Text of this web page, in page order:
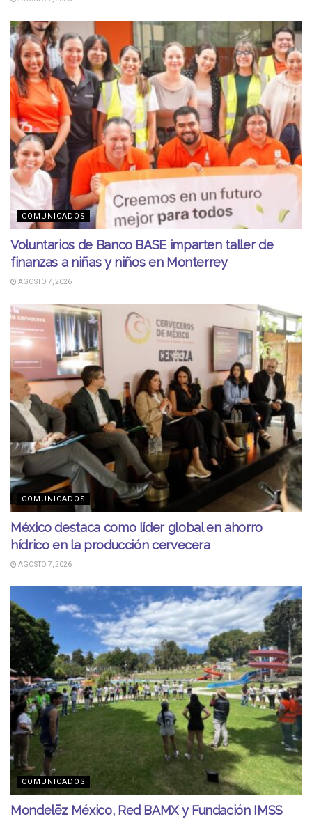
COMUNICADOS
Voluntarios de Banco BASE imparten taller de
finanzas a niñas y niños en Monterrey
AGOSTO 7, 2026
COMUNICADOS
México destaca como líder global en ahorro
hídrico en la producción cervecera
AGOSTO 7, 2026
COMUNICADOS
Mondelēz México, Red BAMX y Fundación IMSS